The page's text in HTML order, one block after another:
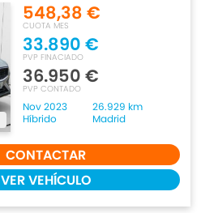
548,38 €
CUOTA MES
33.890 €
PVP FINACIADO
36.950 €
PVP CONTADO
Nov 2023
26.929 km
Híbrido
Madrid
CONTACTAR
VER VEHÍCULO